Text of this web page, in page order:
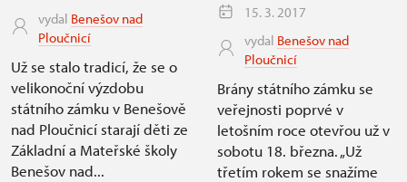
vydal Benešov nad
Ploučnicí
Už se stalo tradicí, že se o
velikonoční výzdobu
státního zámku v Benešově
nad Ploučnicí starají děti ze
Základní a Mateřské školy
Benešov nad...
15. 3. 2017
vydal Benešov nad
Ploučnicí
Brány státního zámku se
veřejnosti poprvé v
letošním roce otevřou už v
sobotu 18. března. „Už
třetím rokem se snažíme